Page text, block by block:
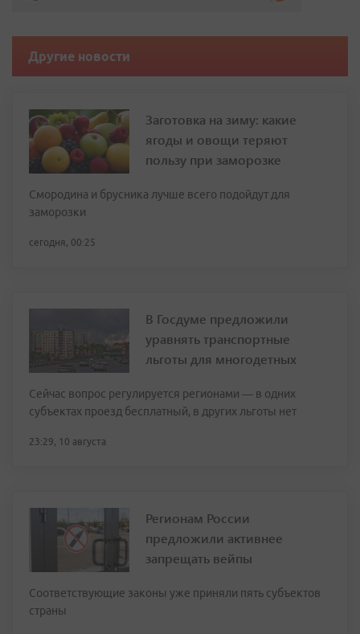
Другие новости
Заготовка на зиму: какие
ягоды и овощи теряют
пользу при заморозке
Смородина и брусника лучше всего подойдут для
заморозки
сегодня, 00:25
В Госдуме предложили
уравнять транспортные
льготы для многодетных
Сейчас вопрос регулируется регионами — в одних
субъектах проезд бесплатный, в других льготы нет
23:29, 10 августа
Регионам России
предложили активнее
запрещать вейпы
Соответствующие законы уже приняли пять субъектов
страны